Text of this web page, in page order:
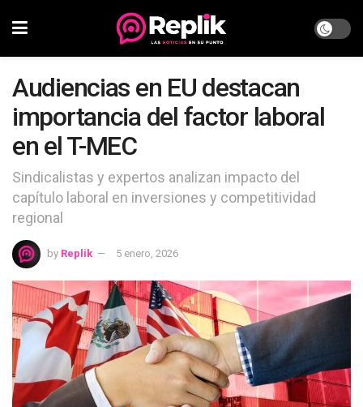
Audiencias en EU destacan
importancia del factor laboral
en el T-MEC
Sindicalistas y expertos analizan impacto del
capítulo laboral en inversiones y competitividad
regional
by Replik 5 enero, 2026